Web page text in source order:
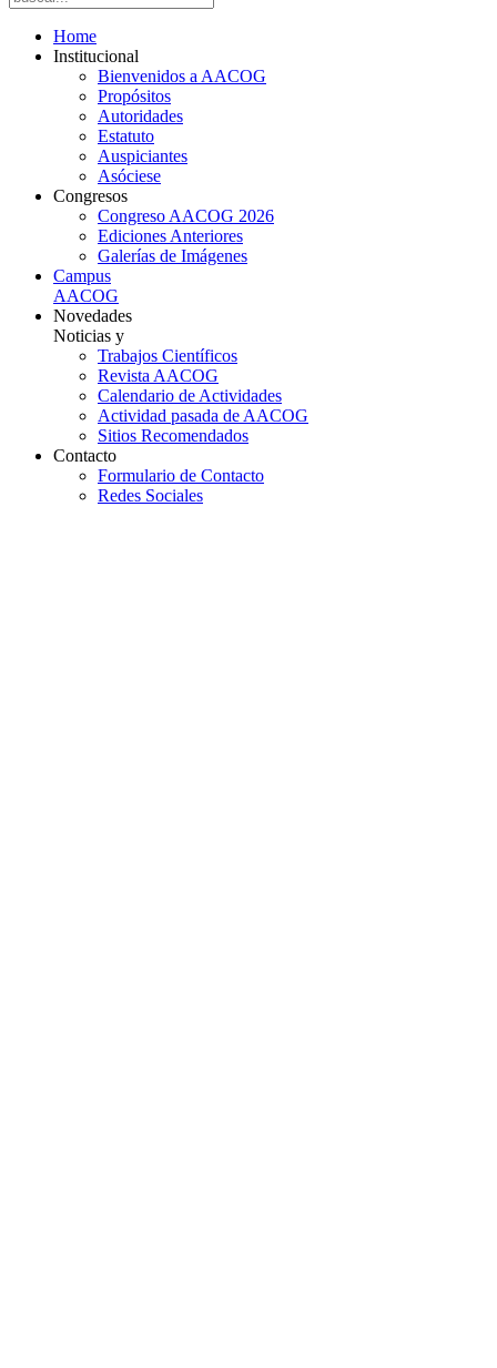
Home
Institucional
Bienvenidos a AACOG
Propósitos
Autoridades
Estatuto
Auspiciantes
Asóciese
Congresos
Congreso AACOG 2026
Ediciones Anteriores
Galerías de Imágenes
Campus
AACOG
Novedades
Noticias y
Trabajos Científicos
Revista AACOG
Calendario de Actividades
Actividad pasada de AACOG
Sitios Recomendados
Contacto
Formulario de Contacto
Redes Sociales